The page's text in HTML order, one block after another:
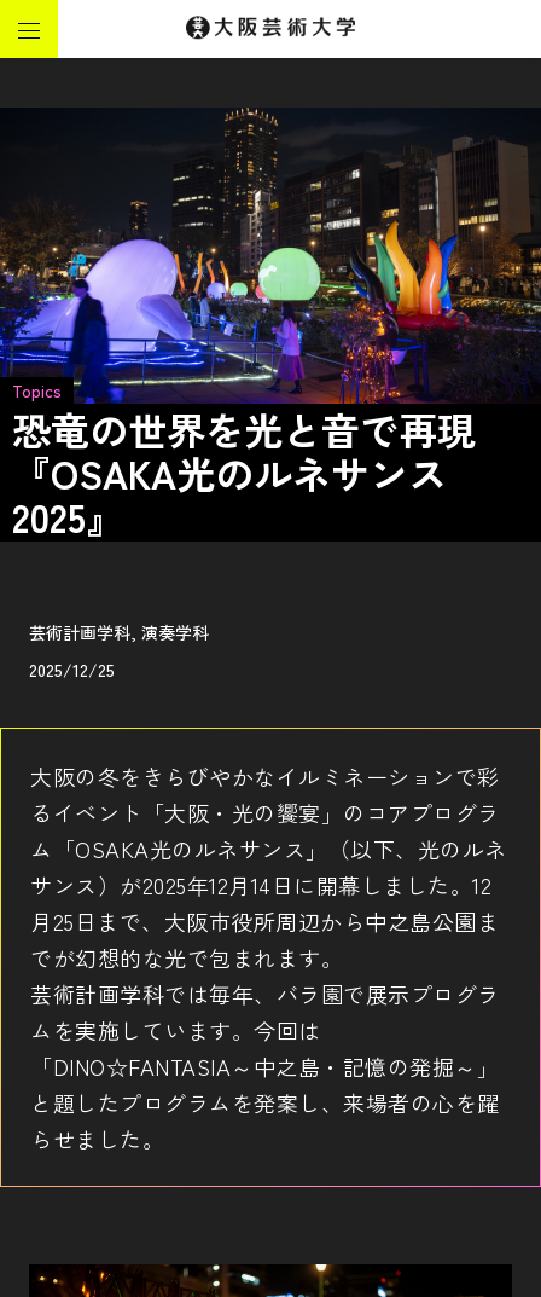
Topics
恐竜の世界を光と音で再現
『OSAKA光のルネサンス
2025』
芸術計画学科, 演奏学科
2025/12/25
大阪の冬をきらびやかなイルミネーションで彩
るイベント「大阪・光の饗宴」のコアプログラ
ム「OSAKA光のルネサンス」（以下、光のルネ
サンス）が2025年12月14日に開幕しました。12
月25日まで、大阪市役所周辺から中之島公園ま
でが幻想的な光で包まれます。
芸術計画学科では毎年、バラ園で展示プログラ
ムを実施しています。今回は
「DINO☆FANTASIA～中之島・記憶の発掘～」
と題したプログラムを発案し、来場者の心を躍
らせました。